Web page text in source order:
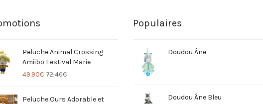
Peluche Animal Crossing
Amiibo Festival Marie
72,40€
49,90€
Peluche Ours Adorable et
Populaires
Doudou Âne
Doudou Âne Bleu